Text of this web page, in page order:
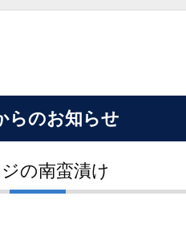
らのお知らせ
の南蛮漬け